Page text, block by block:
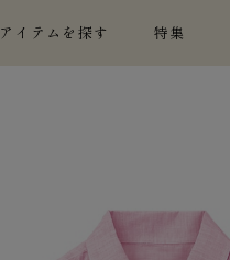
アイテムを探す 特集